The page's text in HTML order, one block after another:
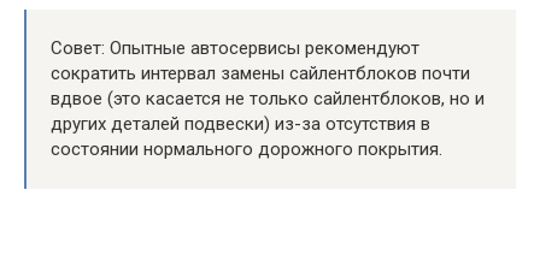
Совет: Опытные автосервисы рекомендуют
сократить интервал замены сайлентблоков почти
вдвое (это касается не только сайлентблоков, но и
других деталей подвески) из-за отсутствия в
состоянии нормального дорожного покрытия.